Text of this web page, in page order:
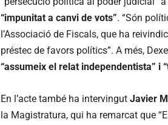
“impunitat a canvi de vots”. “Són
l’Associació de Fiscals, que ha
préstec de favors polítics”. A més,
“assumeix el relat independentista” i
En l’acte també ha intervingut Javier
la Magistratura, qui ha remarcat que